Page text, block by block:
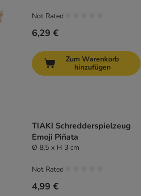
6,29 €
Not Rated
Zum Warenkorb
hinzufügen
TIAKI Schredderspielzeug
Emoji Piñata
Ø 8,5 x H 3 cm
4,99 €
Not Rated